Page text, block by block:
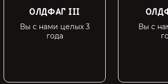
ОЛДФАГ III
Вы с нами целых 3
года
Вы с